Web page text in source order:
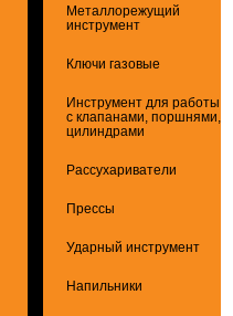
Металлорежущий
инструмент
Ключи газовые
Инструмент для работы
с клапанами, поршнями,
цилиндрами
Рассухариватели
Прессы
Ударный инструмент
Напильники